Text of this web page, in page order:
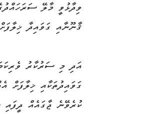
ވިދާޅުވީ މާލޭ
ޤާނޫނާއި ގަވައިދާ
އަދި މި ސަރުކާރު
ގަވައިދުތަކާއި ޚިލާފަށް
ކުރެވޭނެ ޖާގައެއް